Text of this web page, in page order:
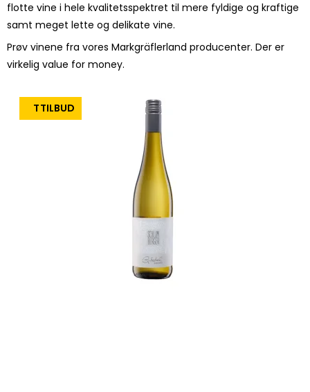
flotte vine i hele kvalitetsspektret til mere fyldige og kraftige
samt meget lette og delikate vine.
Prøv vinene fra vores Markgräflerland producenter. Der er
virkelig value for money.
TILBUD